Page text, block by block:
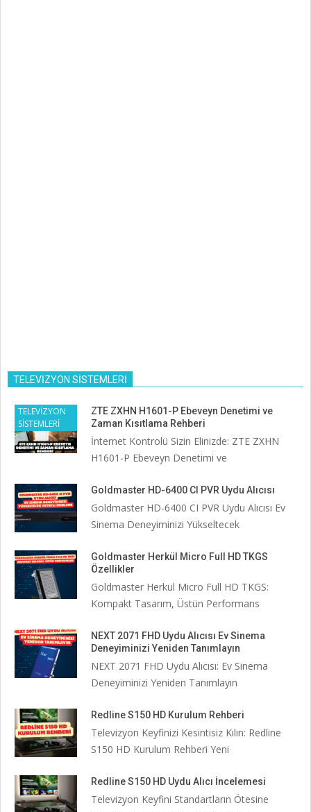
TELEVİZYON SİSTEMLERİ
TELEVİZYON
SİSTEMLERİ
ZTE ZXHN H1601-P Ebeveyn Denetimi ve
Zaman Kısıtlama Rehberi
İnternet Kontrolü Sizin Elinizde: ZTE ZXHN
H1601-P Ebeveyn Denetimi ve
Goldmaster HD-6400 CI PVR Uydu Alıcısı
Goldmaster HD-6400 CI PVR Uydu Alıcısı Ev
Sinema Deneyiminizi Yükseltecek
Goldmaster Herkül Micro Full HD TKGS
Özellikler
Goldmaster Herkül Micro Full HD TKGS:
Kompakt Tasarım, Üstün Performans
NEXT 2071 FHD Uydu Alıcısı Ev Sinema
Deneyiminizi Yeniden Tanımlayın
NEXT 2071 FHD Uydu Alıcısı: Ev Sinema
Deneyiminizi Yeniden Tanımlayın
Redline S150 HD Kurulum Rehberi
Televizyon Keyfinizi Kesintisiz Kılın: Redline
S150 HD Kurulum Rehberi Yeni
Redline S150 HD Uydu Alıcı İncelemesi
Televizyon Keyfini Standartların Ötesine